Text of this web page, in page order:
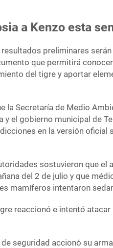
a Kenzo esta
preliminares serán
que permitirá
del tigre y aportar
la Secretaría de Medio
y el gobierno municipal de
en la versión oficial
sostuvieron que el
del 2 de julio y que
mamíferos intentaron
reaccionó e intentó
seguridad accionó su